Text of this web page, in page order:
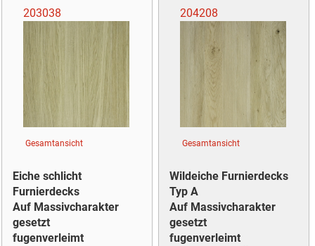
203038
Gesamtansicht
Eiche schlicht
Furnierdecks
Auf Massivcharakter
gesetzt
fugenverleimt
204208
Gesamtansicht
Wildeiche Furnierdecks
Typ A
Auf Massivcharakter
gesetzt
fugenverleimt